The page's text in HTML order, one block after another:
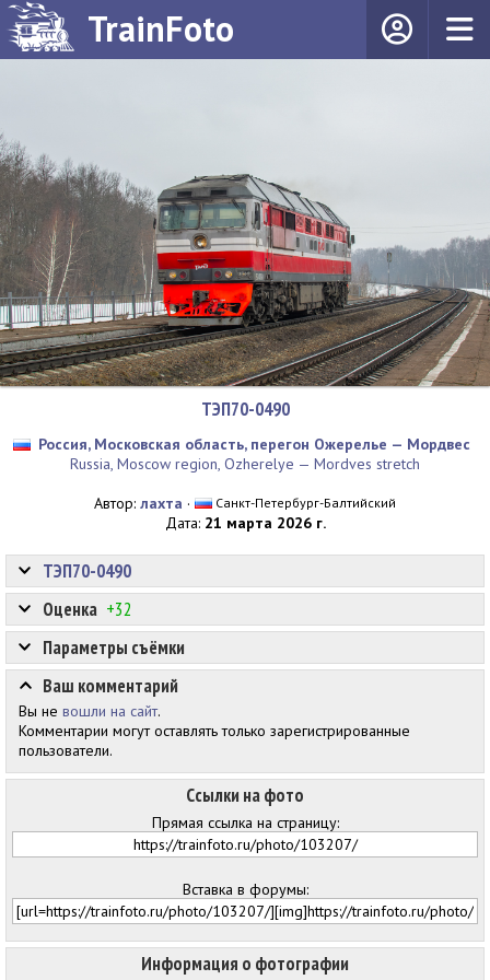
TrainFoto
ТЭП70-0490
Россия, Московская область, перегон Ожерелье — Мордвес
Russia, Moscow region, Ozherelye — Mordves stretch
Автор: лахта · Санкт-Петербург-Балтийский
Дата: 21 марта 2026 г.
Информация о фотографии
Оценка +32
Ссылки на фото
Прямая ссылка на страницу:
Вставка в форумы:
ТЭП70-0490
Параметры съёмки
Ваш комментарий
Вы не вошли на сайт.
Комментарии могут оставлять только зарегистрированные
пользователи.